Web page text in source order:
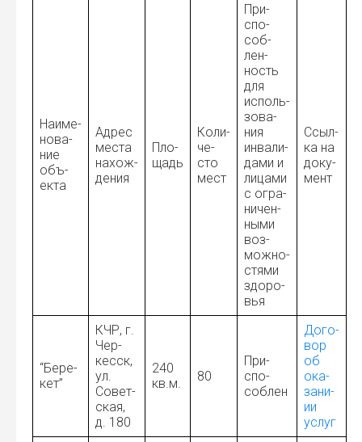
Наиме­
но­ва­
ние
объ­
ек­та
Адрес
места
нахож­
де­ния
Пло­
щадь
Коли­
че­
сто
мест
При­
спо­
соб­
лен­
ность
для
исполь­
зо­ва­
ния
инва­ли­
да­ми и
лица­ми
с огра­
ни­чен­
ны­ми
воз­
мож­но­
стя­ми
здо­ро­
вья
Ссыл­
ка на
доку­
мент
“Бере­
кет”
КЧР, г.
Чер­
кесск,
ул.
Совет­
ская,
д. 180
240
кв.м.
80
При­
спо­
соб­лен
Дого­
вор
об
ока­
за­ни­
ии
услуг